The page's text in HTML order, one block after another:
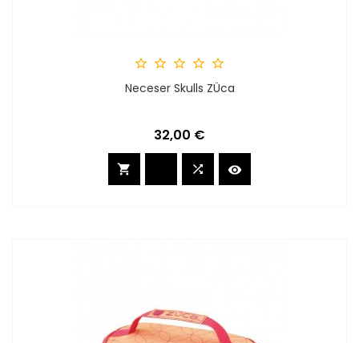
    
Neceser Skulls ZÜca
Preis
32,00 €
  